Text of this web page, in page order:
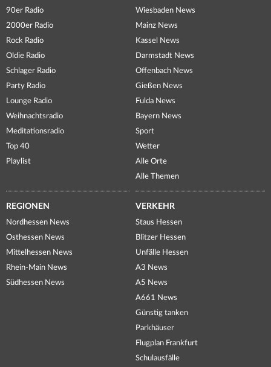
90er Radio
2000er Radio
Rock Radio
Oldie Radio
Schlager Radio
Party Radio
Lounge Radio
Weihnachtsradio
Meditationsradio
Top 40
Playlist
Wiesbaden News
Mainz News
Kassel News
Darmstadt News
Offenbach News
Gießen News
Fulda News
Bayern News
Sport
Wetter
Alle Orte
Alle Themen
REGIONEN
Nordhessen News
Osthessen News
Mittelhessen News
Rhein-Main News
Südhessen News
VERKEHR
Staus Hessen
Blitzer Hessen
Unfälle Hessen
A3 News
A5 News
A661 News
Günstig tanken
Parkhäuser
Flugplan Frankfurt
Schulausfälle